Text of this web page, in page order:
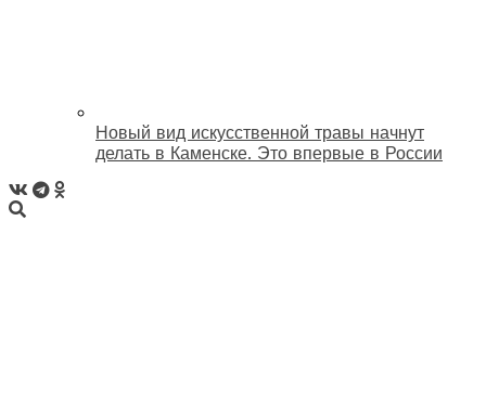
Новый вид искусственной травы начнут
делать в Каменске. Это впервые в России